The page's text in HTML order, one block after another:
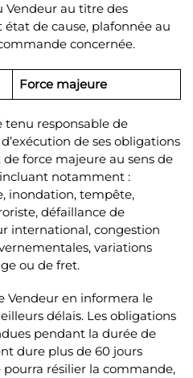
Vendeur au titre des
état de cause, plafonnée au
concernée.
Force majeure
tenu responsable de
de ses obligations
force majeure au sens de
incluant notamment :
inondation, tempête,
défaillance de
international, congestion
variations
ou de fret.
Vendeur en informera le
délais. Les obligations
pendant la durée de
dure plus de 60 jours
résilier la commande,